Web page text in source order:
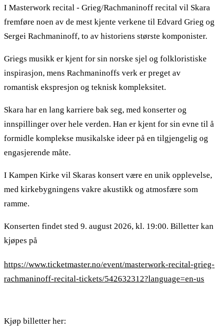
I Masterwork recital - Grieg/Rachmaninoff recital vil Skara
fremføre noen av de mest kjente verkene til Edvard Grieg og
Sergei Rachmaninoff, to av historiens største komponister.
Griegs musikk er kjent for sin norske sjel og folkloristiske
inspirasjon, mens Rachmaninoffs verk er preget av
romantisk ekspresjon og teknisk kompleksitet.
Skara har en lang karriere bak seg, med konserter og
innspillinger over hele verden. Han er kjent for sin evne til å
formidle komplekse musikalske ideer på en tilgjengelig og
engasjerende måte.
I Kampen Kirke vil Skaras konsert være en unik opplevelse,
med kirkebygningens vakre akustikk og atmosfære som
ramme.
Konserten findet sted 9. august 2026, kl. 19:00. Billetter kan
kjøpes på
https://www.ticketmaster.no/event/masterwork-recital-grieg-
rachmaninoff-recital-tickets/542632312?language=en-us
Kjøp billetter her: